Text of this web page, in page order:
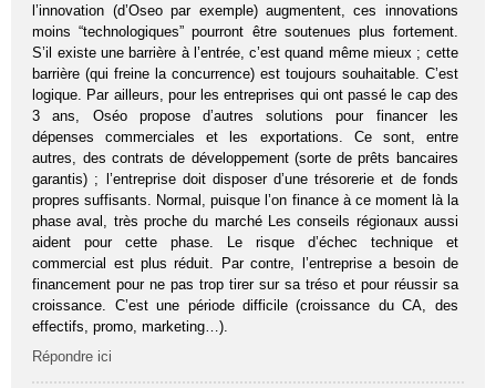
l’innovation (d’Oseo par exemple) augmentent, ces innovations
moins “technologiques” pourront être soutenues plus fortement.
S’il existe une barrière à l’entrée, c’est quand même mieux ; cette
barrière (qui freine la concurrence) est toujours souhaitable. C’est
logique. Par ailleurs, pour les entreprises qui ont passé le cap des
3 ans, Oséo propose d’autres solutions pour financer les
dépenses commerciales et les exportations. Ce sont, entre
autres, des contrats de développement (sorte de prêts bancaires
garantis) ; l’entreprise doit disposer d’une trésorerie et de fonds
propres suffisants. Normal, puisque l’on finance à ce moment là la
phase aval, très proche du marché Les conseils régionaux aussi
aident pour cette phase. Le risque d’échec technique et
commercial est plus réduit. Par contre, l’entreprise a besoin de
financement pour ne pas trop tirer sur sa tréso et pour réussir sa
croissance. C’est une période difficile (croissance du CA, des
effectifs, promo, marketing…).
Répondre ici